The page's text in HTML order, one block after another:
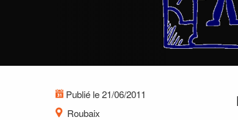
Publié le 21/06/2011
Roubaix